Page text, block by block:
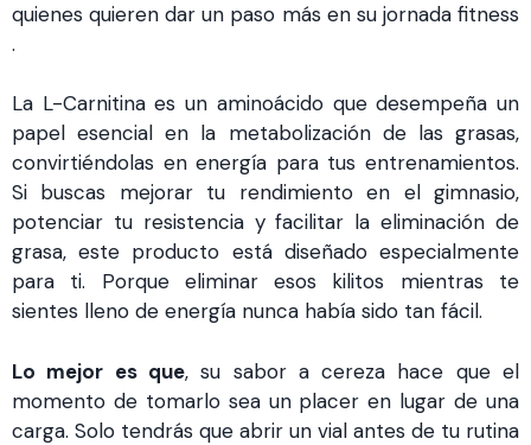
quienes quieren dar un paso más en su jornada fitness
.
La L-Carnitina es un aminoácido que desempeña un
papel esencial en la metabolización de las grasas,
convirtiéndolas en energía para tus entrenamientos.
Si buscas mejorar tu rendimiento en el gimnasio,
potenciar tu resistencia y facilitar la eliminación de
grasa, este producto está diseñado especialmente
para ti. Porque eliminar esos kilitos mientras te
sientes lleno de energía nunca había sido tan fácil.
Lo mejor es que, su sabor a cereza hace que el
momento de tomarlo sea un placer en lugar de una
carga. Solo tendrás que abrir un vial antes de tu rutina